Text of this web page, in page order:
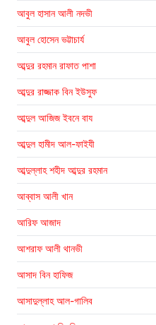
আবুল হাসান আলী নদভী
আবুল হোসেন ভট্টাচার্য
আব্দুর রহমান রাফাত পাশা
আব্দুর রাজ্জাক বিন ইউসুফ
আব্দুল আজিজ ইবনে বায
আব্দুল হামীদ আল-ফাইযী
আব্দুল্লাহ শহীদ আব্দুর রহমান
আব্বাস আলী খান
আরিফ আজাদ
আশরাফ আলী থানভী
আসাদ বিন হাফিজ
আসাদুল্লাহ আল-গালিব